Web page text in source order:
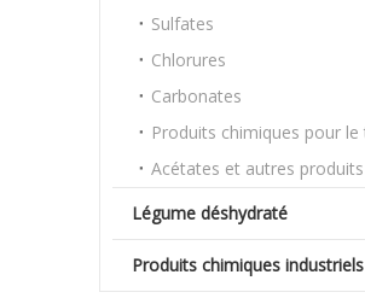
Sulfates
Chlorures
Carbonates
Légume déshydraté
Produits chimiques industriels